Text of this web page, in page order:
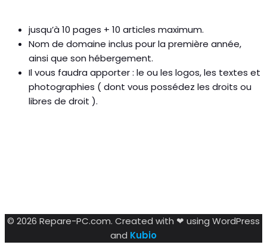
jusqu’à 10 pages + 10 articles maximum.
Nom de domaine inclus pour la première année,
ainsi que son hébergement.
Il vous faudra apporter : le ou les logos, les textes et
photographies ( dont vous possédez les droits ou
libres de droit ).
© 2026 Repare-PC.com. Created with ❤ using WordPress
and Kubio